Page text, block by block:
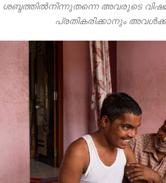
ശബ്ദത്തിൽനിന്നുതന്നെ അവരുടെ
പ്രതികരിക്കാനും